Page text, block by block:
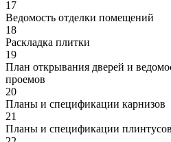
17
Ведомость отделки помещений
18
Раскладка плитки
19
План открывания дверей и
проемов
20
Планы и спецификации карнизов
21
Планы и спецификации плинтусов